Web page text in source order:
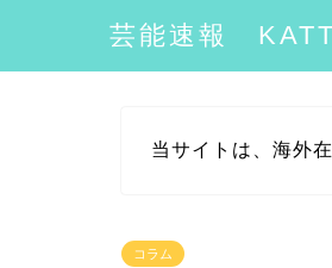
芸能速報
当サイトは、海外
コラム